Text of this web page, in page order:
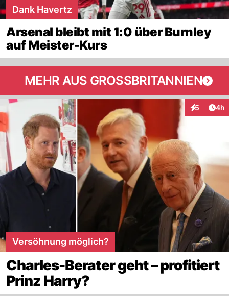
Dank Havertz
Arsenal bleibt mit 1:0 über Burnley
auf Meister-Kurs
MEHR AUS GROSSBRITANNIEN
5 4h
Versöhnung möglich?
Charles-Berater geht – profitiert
Prinz Harry?